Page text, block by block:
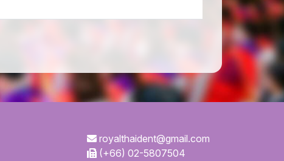
royalthaident@gmail.com
(+66) 02-5807504